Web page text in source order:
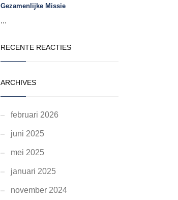
Gezamenlijke Missie
...
RECENTE REACTIES
ARCHIVES
februari 2026
juni 2025
mei 2025
januari 2025
november 2024